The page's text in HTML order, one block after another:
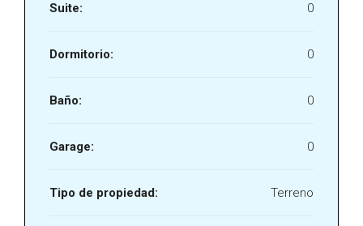
Suite: 0
Dormitorio: 0
Baño: 0
Garage: 0
Tipo de propiedad: Terreno